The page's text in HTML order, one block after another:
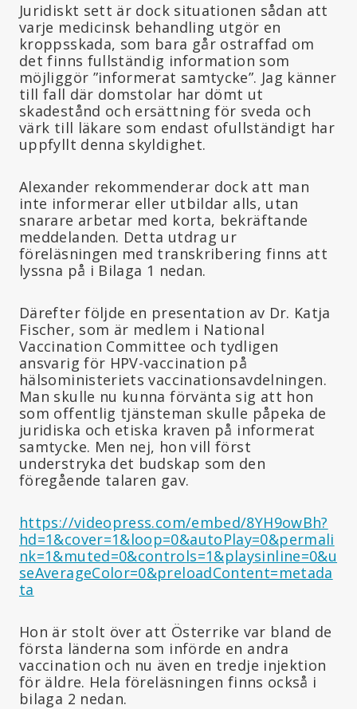
Juridiskt sett är dock situationen sådan att
varje medicinsk behandling utgör en
kroppsskada, som bara går ostraffad om
det finns fullständig information som
möjliggör ”informerat samtycke”. Jag känner
till fall där domstolar har dömt ut
skadestånd och ersättning för sveda och
värk till läkare som endast ofullständigt har
uppfyllt denna skyldighet.
Alexander rekommenderar dock att man
inte informerar eller utbildar alls, utan
snarare arbetar med korta, bekräftande
meddelanden. Detta utdrag ur
föreläsningen med transkribering finns att
lyssna på i Bilaga 1 nedan.
Därefter följde en presentation av Dr. Katja
Fischer, som är medlem i National
Vaccination Committee och tydligen
ansvarig för HPV-vaccination på
hälsoministeriets vaccinationsavdelningen.
Man skulle nu kunna förvänta sig att hon
som offentlig tjänsteman skulle påpeka de
juridiska och etiska kraven på informerat
samtycke. Men nej, hon vill först
understryka det budskap som den
föregående talaren gav.
https://videopress.com/embed/8YH9owBh?
hd=1&cover=1&loop=0&autoPlay=0&permali
nk=1&muted=0&controls=1&playsinline=0&u
seAverageColor=0&preloadContent=metada
ta
Hon är stolt över att Österrike var bland de
första länderna som införde en andra
vaccination och nu även en tredje injektion
för äldre. Hela föreläsningen finns också i
bilaga 2 nedan.